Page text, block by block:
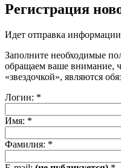
Регистрация
Идет отправка
Заполните необходимые
обращаем ваше внимание,
«звездочкой», являются
Логин: *
Имя: *
Фамилия: *